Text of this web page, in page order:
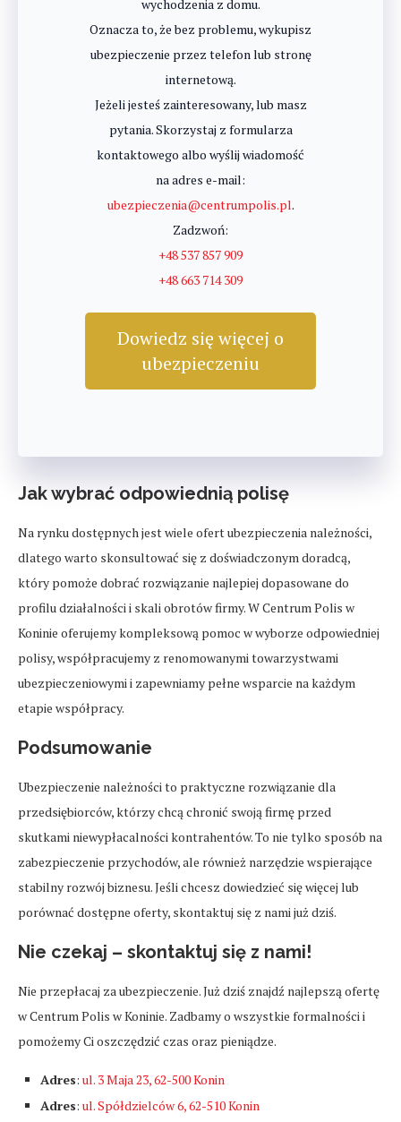
wychodzenia z domu.
Oznacza to, że bez problemu, wykupisz
ubezpieczenie przez telefon lub stronę
internetową.
Jeżeli jesteś zainteresowany, lub masz
pytania. Skorzystaj z formularza
kontaktowego albo wyślij wiadomość
na adres e-mail:
ubezpieczenia@centrumpolis.pl.
Zadzwoń:
+48 537 857 909
+48 663 714 309
Dowiedz się więcej o
ubezpieczeniu
Jak wybrać odpowiednią polisę
Na rynku dostępnych jest wiele ofert ubezpieczenia należności,
dlatego warto skonsultować się z doświadczonym doradcą,
który pomoże dobrać rozwiązanie najlepiej dopasowane do
profilu działalności i skali obrotów firmy. W Centrum Polis w
Koninie oferujemy kompleksową pomoc w wyborze odpowiedniej
polisy, współpracujemy z renomowanymi towarzystwami
ubezpieczeniowymi i zapewniamy pełne wsparcie na każdym
etapie współpracy.
Podsumowanie
Ubezpieczenie należności to praktyczne rozwiązanie dla
przedsiębiorców, którzy chcą chronić swoją firmę przed
skutkami niewypłacalności kontrahentów. To nie tylko sposób na
zabezpieczenie przychodów, ale również narzędzie wspierające
stabilny rozwój biznesu. Jeśli chcesz dowiedzieć się więcej lub
porównać dostępne oferty, skontaktuj się z nami już dziś.
Nie czekaj – skontaktuj się z nami!
Nie przepłacaj za ubezpieczenie. Już dziś znajdź najlepszą ofertę
w Centrum Polis w Koninie. Zadbamy o wszystkie formalności i
pomożemy Ci oszczędzić czas oraz pieniądze.
Adres: ul. 3 Maja 23, 62-500 Konin
Adres: ul. Spółdzielców 6, 62-510 Konin